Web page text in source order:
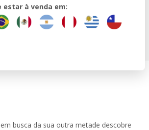
estar à venda em:
busca da sua outra metade descobre